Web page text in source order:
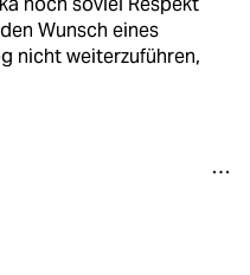
Wunsch eines
nicht weiterzuführen,